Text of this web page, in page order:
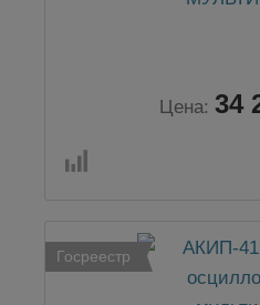
Цена: 34
Госреестр